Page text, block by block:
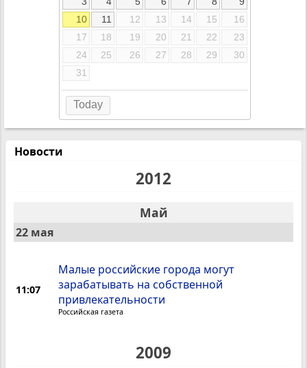
Новости
2012
Май
22 мая
11:07
Малые российские города могут
зарабатывать на собственной
привлекательности
Российская газета
2009
10
11 12 13 14 15
16
17
18 19 20 21 22
23
24
25 26 27 28 29
30
31
Today